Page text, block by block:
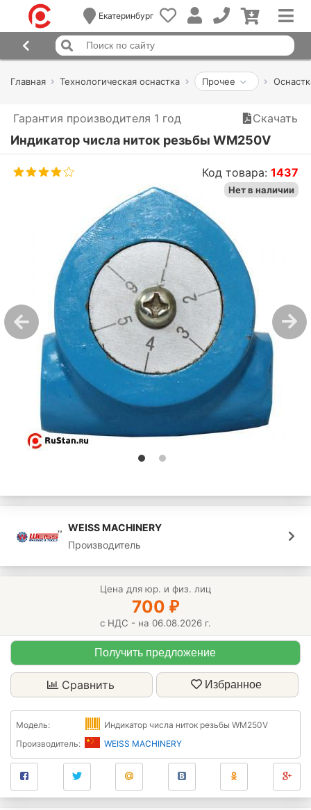
Екатеринбург
Главная Технологическая оснастка Прочее
Гарантия производителя 1 год Скачать
Индикатор числа ниток резьбы WM250V
Код товара:1437
Нет в наличии
WEISS MACHINERY
Производитель
Цена для юр. и физ. лиц
700 ₽
с НДС - на 06.08.2026 г.
Получить предложение
Сравнить Избранное
Модель:
Индикатор числа ниток резьбы WM250V
Производитель:
WEISS MACHINERY